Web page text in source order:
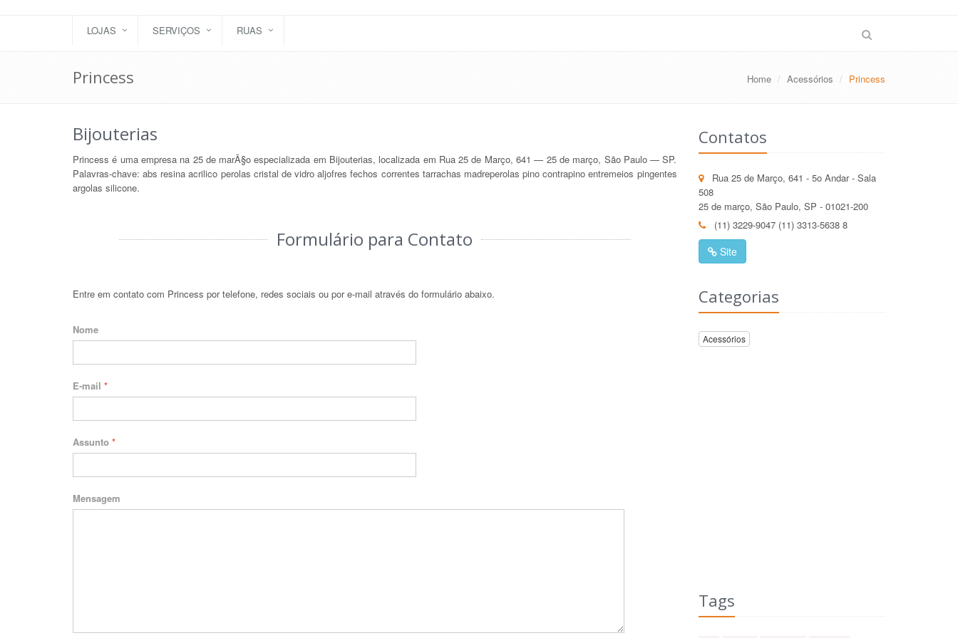
LOJAS SERVIÇOS RUAS
Princess Home Acessórios Princess
Bijouterias
Princess é uma empresa na 25 de marÃ§o especializada em Bijouterias, localizada em Rua 25 de Março, 641 — 25 de março, São Paulo — SP.
Palavras-chave: abs resina acrilico perolas cristal de vidro aljofres fechos correntes tarrachas madreperolas pino contrapino entremeios pingentes
argolas silicone.
Formulário para Contato
Entre em contato com Princess por telefone, redes sociais ou por e-mail através do formulário abaixo.
Nome
E-mail *
Assunto *
Mensagem
Contatos
Rua 25 de Março, 641 - 5o Andar - Sala
508
25 de março, São Paulo, SP - 01021-200
(11) 3229-9047 (11) 3313-5638 8
Site
Categorias
Acessórios
Tags